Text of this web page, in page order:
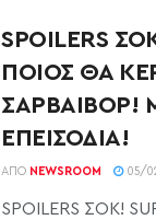
SPOILERS
ΠΟΙΟΣ ΘΑ
ΣΑΡΒΑΙΒΟΡ!
ΕΠΕΙΣΟΔΙΑ!
ΑΠΌ NEWSROOM 05/
SPOILERS ΣΟΚ!